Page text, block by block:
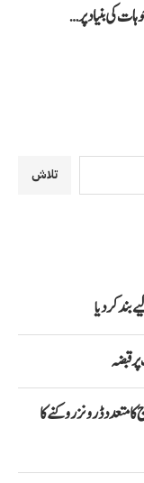
کی بنیاد پر…
تلاش
بند کر دیا
قبضہ
متعدد ڈرونز روکنے کا